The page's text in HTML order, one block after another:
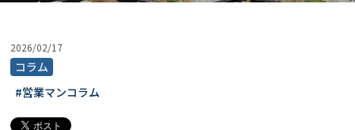
2026/02/17
コラム
#営業マンコラム